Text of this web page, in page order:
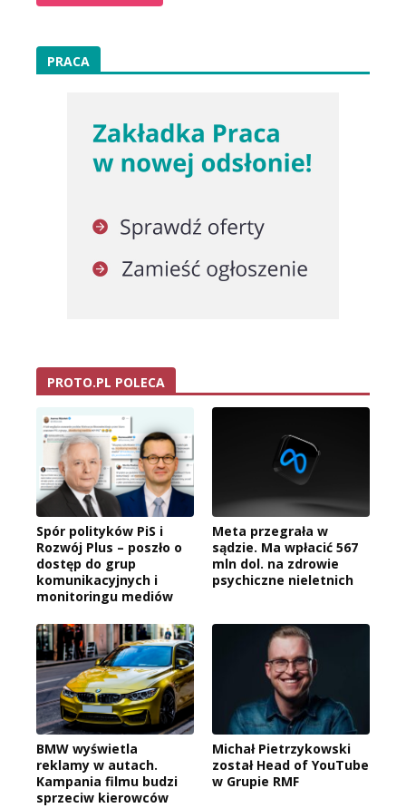
PRACA
PROTO.PL POLECA
Spór polityków PiS i
Rozwój Plus – poszło o
dostęp do grup
komunikacyjnych i
monitoringu mediów
Meta przegrała w
sądzie. Ma wpłacić 567
mln dol. na zdrowie
psychiczne nieletnich
BMW wyświetla
reklamy w autach.
Kampania filmu budzi
sprzeciw kierowców
Michał Pietrzykowski
został Head of YouTube
w Grupie RMF